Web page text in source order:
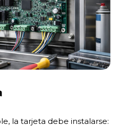
la tarjeta debe instalarse: